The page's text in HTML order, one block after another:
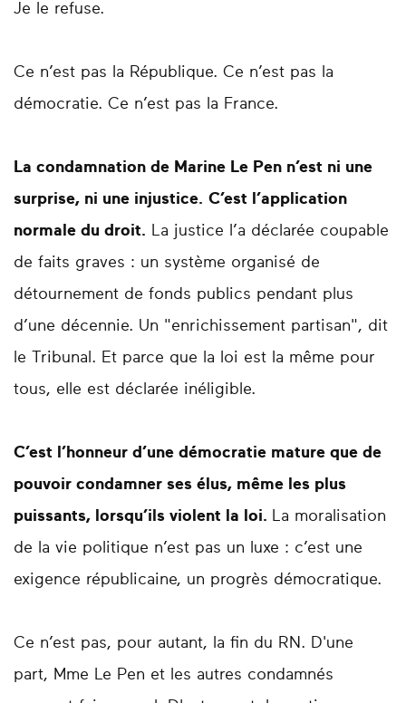
Je le refuse.
Ce n’est pas la République. Ce n’est pas la
démocratie. Ce n’est pas la France.
La condamnation de Marine Le Pen n’est ni une
surprise, ni une injustice. C’est l’application
normale du droit. La justice l’a déclarée coupable
de faits graves : un système organisé de
détournement de fonds publics pendant plus
d’une décennie. Un "enrichissement partisan", dit
le Tribunal. Et parce que la loi est la même pour
tous, elle est déclarée inéligible.
C’est l’honneur d’une démocratie mature que de
pouvoir condamner ses élus, même les plus
puissants, lorsqu’ils violent la loi. La moralisation
de la vie politique n’est pas un luxe : c’est une
exigence républicaine, un progrès démocratique.
Ce n’est pas, pour autant, la fin du RN. D'une
part, Mme Le Pen et les autres condamnés